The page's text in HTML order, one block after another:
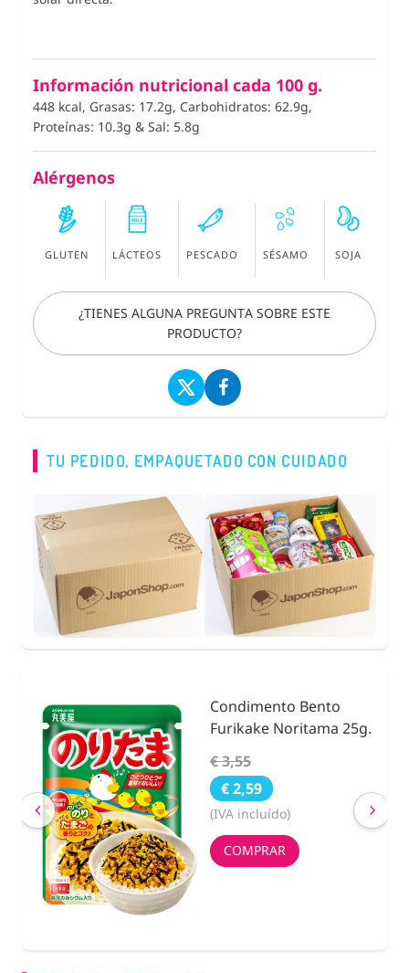
Información nutricional cada 100 g.
448 kcal, Grasas: 17.2g, Carbohidratos: 62.9g,
Proteínas: 10.3g & Sal: 5.8g
Alérgenos
GLUTEN LÁCTEOS PESCADO SÉSAMO SOJA
¿TIENES ALGUNA PREGUNTA SOBRE ESTE
PRODUCTO?
TU PEDIDO, EMPAQUETADO CON CUIDADO
Condimento Bento
Furikake Noritama 25g.
€ 3,55
€ 2,59
(IVA incluído)
COMPRAR